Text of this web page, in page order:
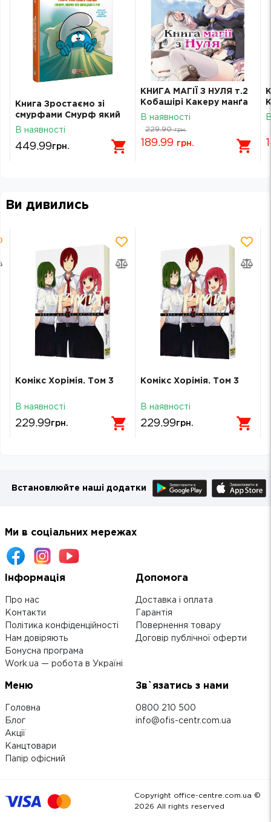
Книга Зростаємо зі
смурфами Смурф який
боявся темряви Смурф
рук
В наявності
449.99грн.
КНИГА МАГІЇ З НУЛЯ т.2
Кобашірі Какеру манґа
Molfar Comics (шт.)
В наявності
229.90 грн.
189.99 грн.
Ви дивились
Комікс Хорімія. Том 3
В наявності
229.99грн.
Комікс Хорімія. Том 3
В наявності
229.99грн.
Встановлюйте наші додатки
Ми в соціальних мережах
Інформація
Про нас
Контакти
Політика конфіденційності
Нам довіряють
Бонусна програма
Work.ua — робота в Україні
Допомога
Доставка і оплата
Гарантія
Повернення товару
Договір публічної оферти
Меню
Головна
Блог
Акції
Канцтовари
Папір офісний
Зв`язатись з нами
0800 210 500
info@ofis-centr.com.ua
Copyright office-centre.com.ua ©
2026 All rights reserved